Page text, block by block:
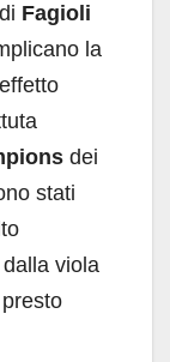
Fagioli
la
dei
stati
viola